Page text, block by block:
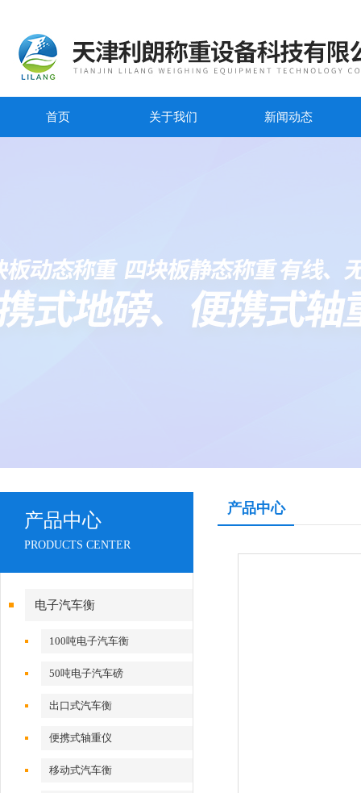
首页 关于我们 新闻动态
产品中心
PRODUCTS CENTER
电子汽车衡
100吨电子汽车衡
50吨电子汽车磅
出口式汽车衡
便携式轴重仪
移动式汽车衡
产品中心